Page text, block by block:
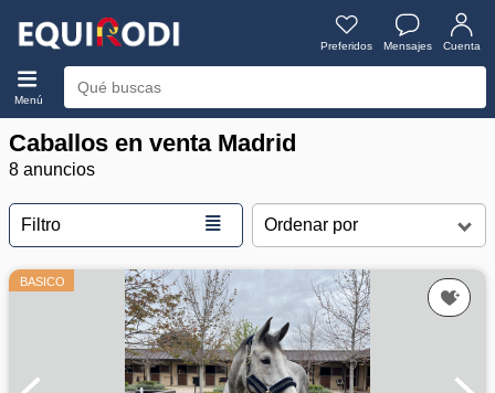
Preferidos Mensajes Cuenta
Menú
Caballos en venta Madrid
8 anuncios
Filtro ≣
BASICO